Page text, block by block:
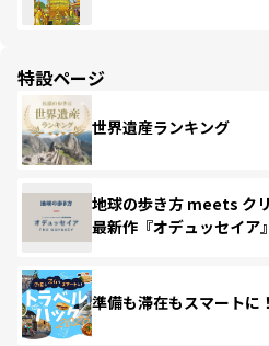
特設ページ
世界遺産ランキング
地球の歩き方 meets ク
最新作『オデュッセイア』
準備も滞在もスマート